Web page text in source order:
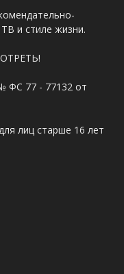
и стиле жизни.
ФС 77 - 77132 от
лиц старше 16 лет